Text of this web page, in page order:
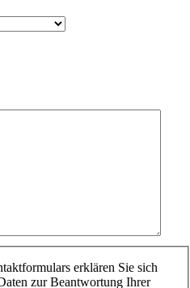
erklären Sie sich
zur Beantwortung Ihrer